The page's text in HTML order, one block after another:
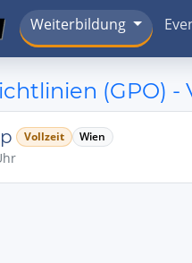
Weiterbildung
(GPO)
Vollzeit Wien